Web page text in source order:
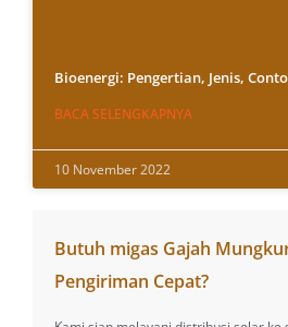
Bioenergi: Pengertian, Jenis,
BACA SELENGKAPNYA
10 November 2022
Butuh migas Gajah
Pengiriman Cepat?